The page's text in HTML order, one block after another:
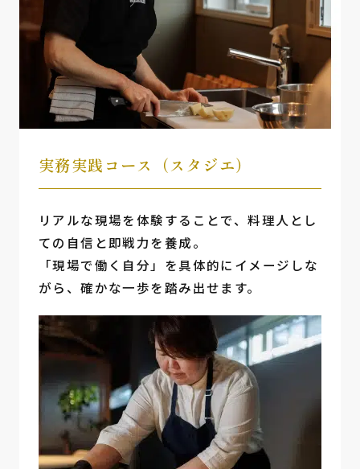
実務実践コース（スタジエ）
リアルな現場を体験することで、料理人とし
ての自信と即戦力を養成。
「現場で働く自分」を具体的にイメージしな
がら、確かな一歩を踏み出せます。